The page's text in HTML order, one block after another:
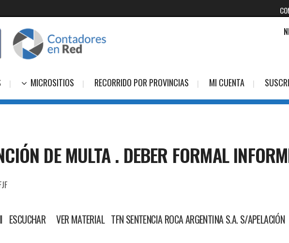
MICROSITIOS RECORRIDO POR PROVINCIAS MI CUENTA
DE MULTA . DEBER FORMAL
ESCUCHAR VER MATERIAL TFN SENTENCIA ROCA ARGENTINA S.A. S/